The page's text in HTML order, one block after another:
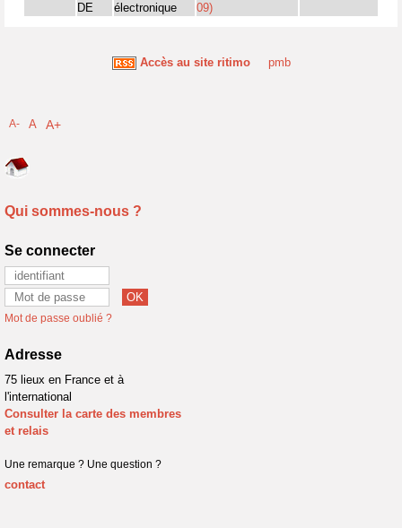
DE
électronique
09)
Accès au site ritimo pmb
A- A A+
Qui sommes-nous ?
Se connecter
Mot de passe oublié ?
Adresse
75 lieux en France et à
l'international
Consulter la carte des membres
et relais
Une remarque ? Une question ?
contact